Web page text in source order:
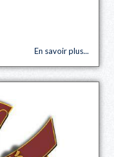
En savoir plus...